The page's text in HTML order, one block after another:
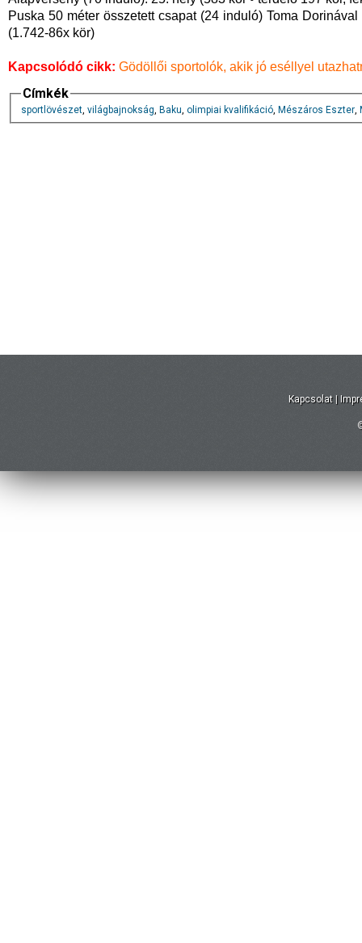
Puska 50 méter összetett csapat (24 induló) Toma
(1.742-86x kör)
Kapcsolódó cikk: Gödöllői sportolók, akik jó eséllyel
Címkék
sportlövészet, világbajnokság, Baku, olimpiai kvalifikáció, Mészáros Eszter,
Kapcsolat |